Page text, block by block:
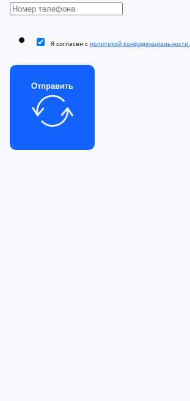
Я согласен с политикой конфиденциальности.
Отправить